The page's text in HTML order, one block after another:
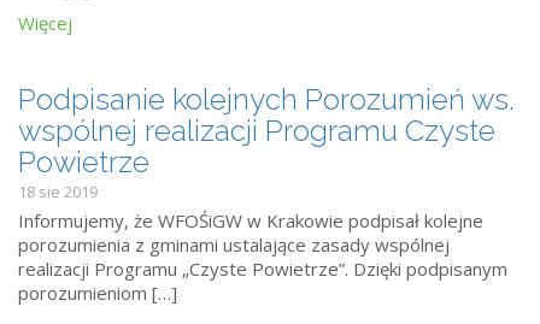
Więcej
Podpisanie kolejnych Porozumień ws.
wspólnej realizacji Programu Czyste
Powietrze
18 sie 2019
Informujemy, że WFOŚiGW w Krakowie podpisał kolejne
porozumienia z gminami ustalające zasady wspólnej
realizacji Programu „Czyste Powietrze”. Dzięki podpisanym
porozumieniom […]